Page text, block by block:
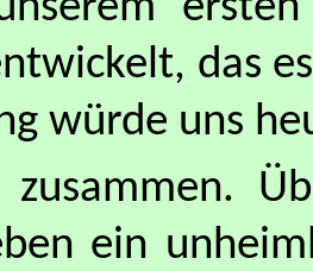
das
würde uns
zusammen.
ein